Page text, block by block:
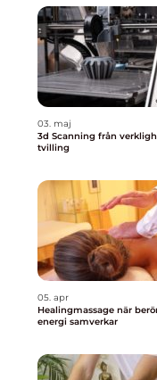
03. maj
3d Scanning från verklighet till digital
tvilling
05. apr
Healingmassage när beröring och
energi samverkar